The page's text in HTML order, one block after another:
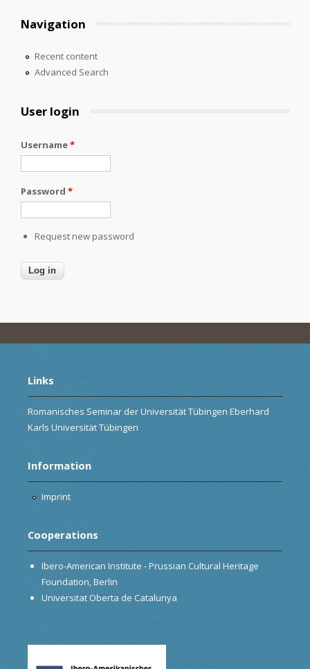
Navigation
Recent content
Advanced Search
User login
Username*
Password *
Request new password
Links
Romanisches Seminar der Universität Tübingen Eberhard
Karls Universität Tübingen
Information
Imprint
Cooperations
Ibero-American Institute - Prussian Cultural Heritage
Foundation, Berlin
Universitat Oberta de Catalunya